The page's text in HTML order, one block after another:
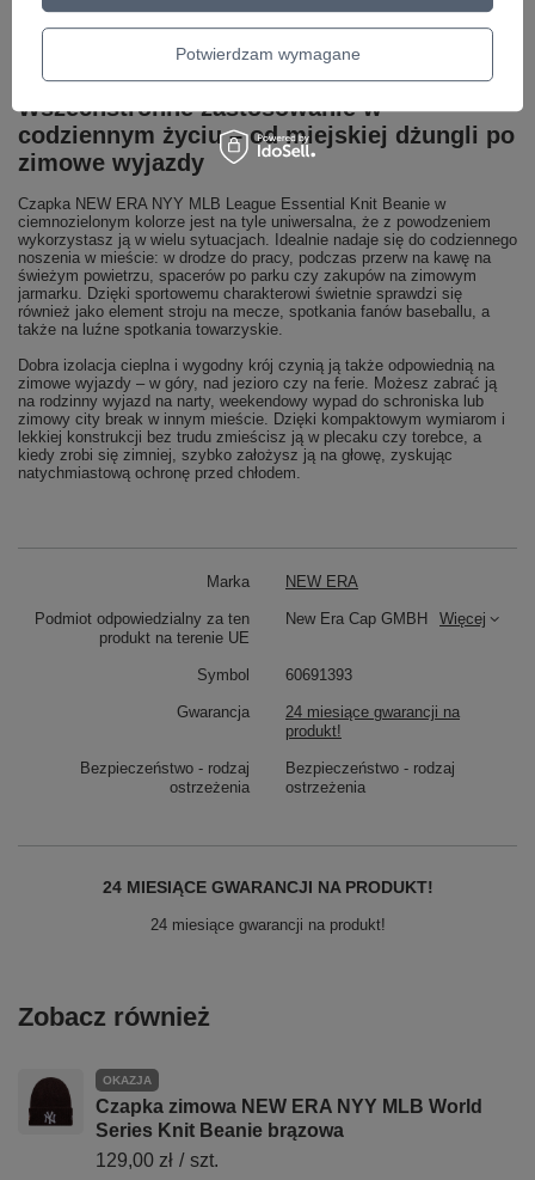
nosić ją codziennie zimą, a po sezonie schować do szafy bez obaw, że
kolejnej jesieni będzie wyglądała gorzej. Sprawdzi się również jako
zapasowa czapka trzymana w pracy, samochodzie lub plecaku –
zawsze gotowa, gdy zaskoczy Cię chłodniejsza pogoda.
Wszechstronne zastosowanie w
codziennym życiu – od miejskiej dżungli po
zimowe wyjazdy
Czapka NEW ERA NYY MLB League Essential Knit Beanie w
ciemnozielonym kolorze jest na tyle uniwersalna, że z powodzeniem
wykorzystasz ją w wielu sytuacjach. Idealnie nadaje się do codziennego
noszenia w mieście: w drodze do pracy, podczas przerw na kawę na
świeżym powietrzu, spacerów po parku czy zakupów na zimowym
jarmarku. Dzięki sportowemu charakterowi świetnie sprawdzi się
również jako element stroju na mecze, spotkania fanów baseballu, a
także na luźne spotkania towarzyskie.
Dobra izolacja cieplna i wygodny krój czynią ją także odpowiednią na
zimowe wyjazdy – w góry, nad jezioro czy na ferie. Możesz zabrać ją
na rodzinny wyjazd na narty, weekendowy wypad do schroniska lub
zimowy city break w innym mieście. Dzięki kompaktowym wymiarom i
lekkiej konstrukcji bez trudu zmieścisz ją w plecaku czy torebce, a
kiedy zrobi się zimniej, szybko założysz ją na głowę, zyskując
natychmiastową ochronę przed chłodem.
Marka NEW ERA
Podmiot odpowiedzialny za ten
produkt na terenie UE
New Era Cap GMBH Więcej
Symbol 60691393
Gwarancja
24 miesiące gwarancji na
produkt!
Bezpieczeństwo - rodzaj
ostrzeżenia
Bezpieczeństwo - rodzaj
ostrzeżenia
24 MIESIĄCE GWARANCJI NA PRODUKT!
24 miesiące gwarancji na produkt!
Zobacz również
OKAZJA
Czapka zimowa NEW ERA NYY MLB World
Series Knit Beanie brązowa
129,00 zł / szt.
Potwierdzam wymagane